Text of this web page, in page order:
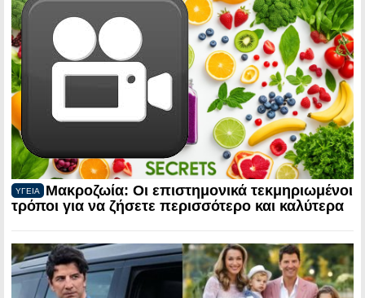
ΥΓΕΙΑ
Μακροζωία: Οι επιστημονικά τεκμηριωμένοι
τρόποι για να ζήσετε περισσότερο και καλύτερα